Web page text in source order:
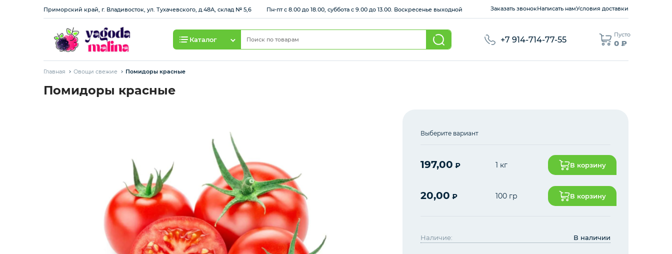
Приморский край, г. Владивосток, ул. Тухачевского, д.48А, склад № 5,6 Пн-пт с 8.00 до 18.00, суббота с 9.00 до 13.00. Воскресенье выходной Заказать звонокНаписать намУсловия доставки
Каталог +7 914-714-77-55
Пусто
0 ₽
Зелень / салаты
Зелень импорт
Фрукты
Главная Овощи свежие Помидоры красные
Помидоры красные
Выберите вариант
197,00 ₽ 1 кг В корзину
20,00 ₽ 100 гр В корзину
Наличие: В наличии